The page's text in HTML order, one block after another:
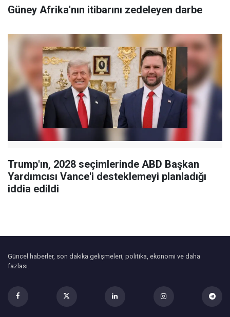
Güney Afrika'nın itibarını zedeleyen darbe
Trump'ın, 2028 seçimlerinde ABD Başkan
Yardımcısı Vance'i desteklemeyi planladığı
iddia edildi
Güncel haberler, son dakika gelişmeleri, politika, ekonomi ve daha
fazlası.